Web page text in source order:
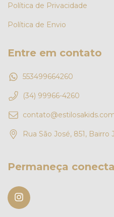
Política de Privacidade
Política de Envio
Entre em contato
553499664260
(34) 99966-4260
Rua São José, 851,
Permaneça